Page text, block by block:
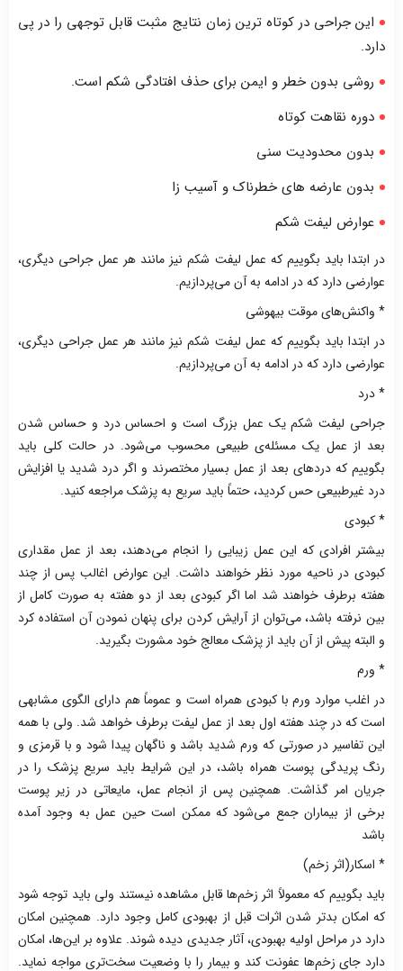
این جراحی در کوتاه ترین زمان نتایج مثبت قابل توجهی را در پی
دارد.
روشی بدون خطر و ایمن برای حذف افتادگی شکم است.
دوره نقاهت کوتاه
بدون محدودیت سنی
بدون عارضه های خطرناک و آسیب زا
عوارض لیفت شکم
در ابتدا باید بگوییم که عمل لیفت شکم نیز مانند هر عمل جراحی دیگری،
عوارضی دارد که در ادامه به آن می‌پردازیم.
* واکنش‌های موقت بیهوشی
در ابتدا باید بگوییم که عمل لیفت شکم نیز مانند هر عمل جراحی دیگری،
عوارضی دارد که در ادامه به آن می‌پردازیم.
* درد
جراحی لیفت شکم یک عمل بزرگ است و احساس درد و حساس شدن
بعد از عمل یک مسئله‌ی طبیعی محسوب می‌شود. در حالت کلی باید
بگوییم که درد‌های بعد از عمل بسیار مختصرند و اگر درد شدید یا افزایش
درد غیرطبیعی حس کردید، حتماً باید سریع به پزشک مراجعه کنید.
* کبودی
بیشتر افرادی که این عمل زیبایی را انجام می‌دهند، بعد از عمل مقداری
کبودی در ناحیه مورد نظر خواهند داشت. این عوارض اغالب پس از چند
هفته برطرف خواهند شد اما اگر کبودی بعد از دو هفته به صورت کامل از
بین نرفته باشد، می‌توان از آرایش کردن برای پنهان نمودن آن استفاده کرد
و البته پیش از آن باید از پزشک معالج خود مشورت بگیرید.
* ورم
در اغلب موارد ورم با کبودی همراه است و عموماً هم دارای الگوی مشابهی
است که در چند هفته اول بعد از عمل لیفت برطرف خواهد شد. ولی با همه
این تفاسیر در صورتی که ورم شدید باشد و ناگهان پیدا شود و با قرمزی و
رنگ پریدگی پوست همراه باشد، در این شرایط باید سریع پزشک را در
جریان امر گذاشت. همچنین پس از انجام عمل، مایعاتی در زیر پوست
برخی از بیماران جمع می‌شود که ممکن است حین عمل به وجود آمده
باشد
* اسکار(اثر زخم)
باید بگوییم که معمولاً اثر زخم‌ها قابل مشاهده نیستند ولی باید توجه شود
که امکان بدتر شدن اثرات قبل از بهبودی کامل وجود دارد. همچنین امکان
دارد در مراحل اولیه بهبودی، آثار جدیدی دیده شوند. علاوه بر این‌ها، امکان
دارد جای زخم‌ها عفونت کند و بیمار را با وضعیت سخت‌تری مواجه نماید.